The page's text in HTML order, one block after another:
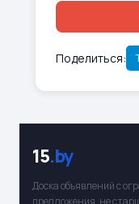
Поделиться:
15.by
Доска объявлений с
предложения, не